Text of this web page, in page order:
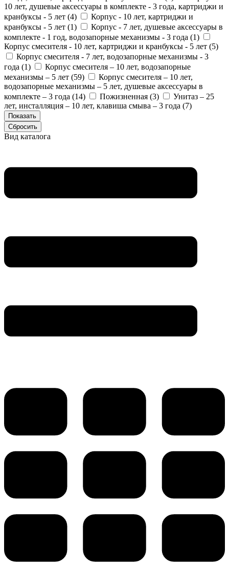
10 лет, душевые аксессуары в комплекте - 3 года, картриджи и
кранбуксы - 5 лет (4)
Корпус - 10 лет, картриджи и
кранбуксы - 5 лет (1)
Корпус - 7 лет, душевые аксессуары в
комплекте - 1 год, водозапорные механизмы - 3 года (1)
Корпус смесителя - 10 лет, картриджи и кранбуксы - 5 лет (5)
Корпус смесителя - 7 лет, водозапорные механизмы - 3
года (1)
Корпус смесителя – 10 лет, водозапорные
механизмы – 5 лет (59)
Корпус смесителя – 10 лет,
водозапорные механизмы – 5 лет, душевые аксессуары в
комплекте – 3 года (14) Пожизненная (3)
Унитаз – 25
лет, инсталляция – 10 лет, клавиша смыва – 3 года (7)
Вид каталога